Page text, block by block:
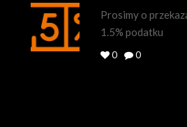
Prosimy o
1.5% podatku
0 0